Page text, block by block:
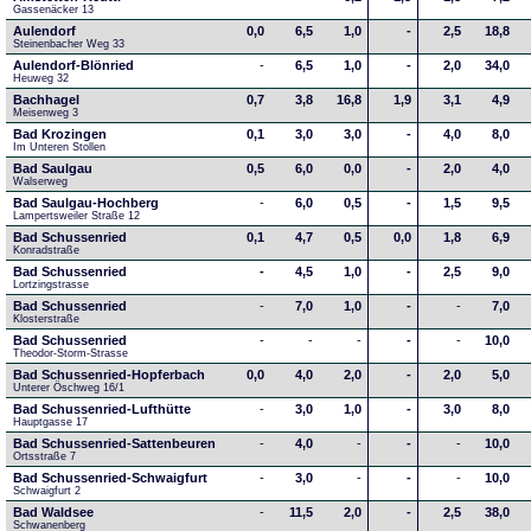
Gassenäcker 13
Aulendorf
Steinenbacher Weg 33
0,0 6,5 1,0 - 2,5 18,8
Aulendorf-Blönried
Heuweg 32
- 6,5 1,0 - 2,0 34,0
Bachhagel
Meisenweg 3
0,7 3,8 16,8 1,9 3,1 4,9
Bad Krozingen
Im Unteren Stollen
0,1 3,0 3,0 - 4,0 8,0
Bad Saulgau
Walserweg
0,5 6,0 0,0 - 2,0 4,0
Bad Saulgau-Hochberg
Lampertsweiler Straße 12
- 6,0 0,5 - 1,5 9,5
Bad Schussenried
Konradstraße
0,1 4,7 0,5 0,0 1,8 6,9
Bad Schussenried
Lortzingstrasse
- 4,5 1,0 - 2,5 9,0
Bad Schussenried
Klosterstraße
- 7,0 1,0 - - 7,0
Bad Schussenried
Theodor-Storm-Strasse
- - - - - 10,0
Bad Schussenried-Hopferbach
Unterer Öschweg 16/1
0,0 4,0 2,0 - 2,0 5,0
Bad Schussenried-Lufthütte
Hauptgasse 17
- 3,0 1,0 - 3,0 8,0
Bad Schussenried-Sattenbeuren
Ortsstraße 7
- 4,0 - - - 10,0
Bad Schussenried-Schwaigfurt
Schwaigfurt 2
- 3,0 - - - 10,0
Bad Waldsee
Schwanenberg
- 11,5 2,0 - 2,5 38,0